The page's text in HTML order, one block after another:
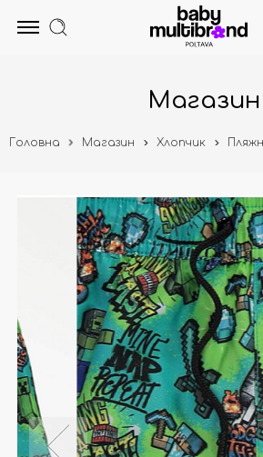
Магазин
Головна Магазин Хлопчик